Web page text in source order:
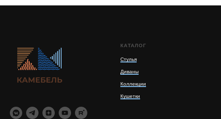
КАТАЛОГ
Стулья
Диваны
Коллекции
Кушетки